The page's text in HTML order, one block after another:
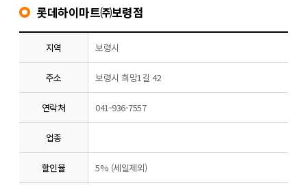
롯데하이마트㈜보령점
지역 보령시
주소 보령시 희망1길 42
연락처 041-936-7557
업종
할인율 5% (세일제외)